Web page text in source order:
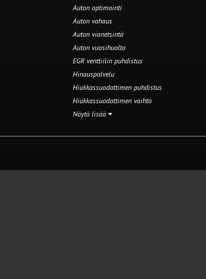
Auton optimointi
Auton vahaus
Auton vianetsintä
Auton vuosihuolto
EGR venttiilin puhdistus
Hinauspalvelu
Hiukkassuodattimen puhdistus
Hiukkassuodattimen vaihto
Näytä lisää